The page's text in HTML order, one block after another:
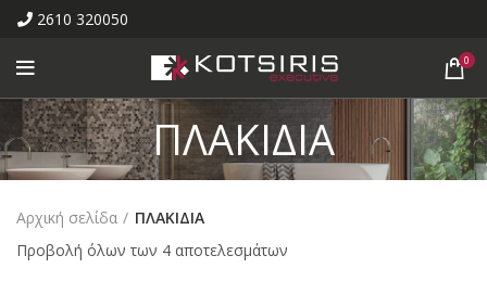
2610 320050
0
ΠΛΑΚΙΔΙΑ
Αρχική σελίδα
ΠΛΑΚΙΔΙΑ
Προβολή όλων των 4 αποτελεσμάτων